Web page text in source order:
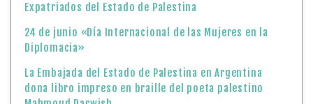
Expatriados del Estado de Palestina
24 de junio «Día Internacional de las Mujeres en la
Diplomacia»
La Embajada del Estado de Palestina en Argentina
dona libro impreso en braille del poeta palestino